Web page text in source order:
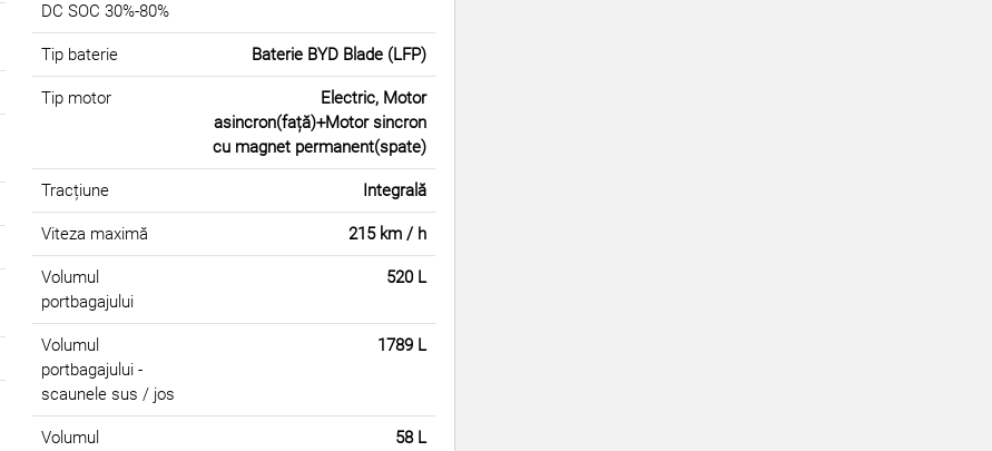
DC SOC 30%-80%
Tip baterie Baterie BYD Blade (LFP)
Tip motor
Electric, Motor
asincron(față)+Motor sincron
cu magnet permanent(spate)
Tracțiune Integrală
Viteza maximă 215 km / h
Volumul
portbagajului
520 L
Volumul
portbagajului -
scaunele sus / jos
1789 L
Volumul
58 L